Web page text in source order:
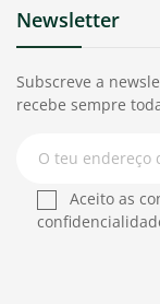
Newsletter
Subscreve a
recebe sempre
Aceito as